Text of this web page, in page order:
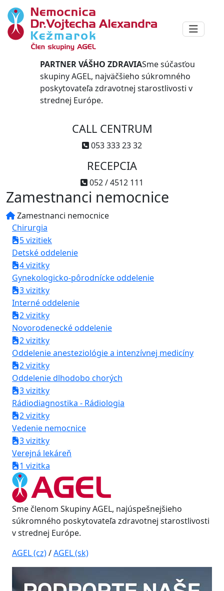
PARTNER VÁŠHO ZDRAVIASme súčasťou
skupiny AGEL, najväčšieho súkromného
poskytovateľa zdravotnej starostlivosti v
strednej Európe.
CALL CENTRUM
053 333 23 32
RECEPCIA
052 / 4512 111
Zamestnanci nemocnice
Zamestnanci nemocnice
Chirurgia
5 vizitiek
Detské oddelenie
4 vizitky
Gynekologicko-pôrodnícke oddelenie
3 vizitky
Interné oddelenie
2 vizitky
Novorodenecké oddelenie
2 vizitky
Oddelenie anesteziológie a intenzívnej medicíny
2 vizitky
Oddelenie dlhodobo chorých
3 vizitky
Rádiodiagnostika - Rádiologia
2 vizitky
Vedenie nemocnice
3 vizitky
Verejná lekáreň
1 vizitka
Sme členom Skupiny AGEL, najúspešnejšieho
súkromného poskytovateľa zdravotnej starostlivosti
v strednej Európe.
AGEL (cz)/AGEL (sk)